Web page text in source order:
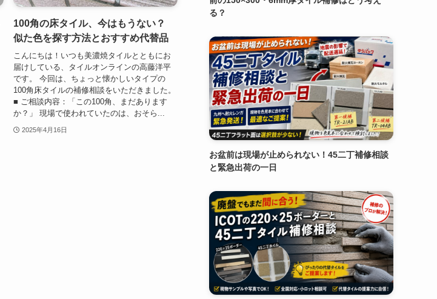
100角の床タイル、今はもうない？
似た色を探す方法とおすすめ代替品
こんにちは！いつも美濃焼タイルとともにお
届けしている、タイルオンラインの高藤洋平
です。 今回は、ちょっと懐かしいタイプの
100角床タイルの補修相談をいただきました。
■ ご相談内容：「この100角、まだあります
か？」 現場で使われていたのは、おそら...
2025年4月16日
る？
お盆前は現場が止められない！45二丁補修相談
と緊急出荷の一日